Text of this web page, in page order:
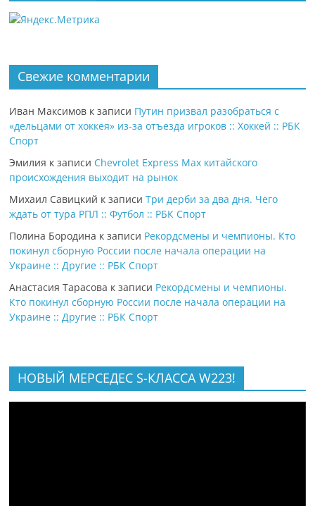
Свежие комментарии
Иван Максимов к записи Путин призвал разобраться с
«дельцами от хоккея» из-за отъезда игроков :: Хоккей :: РБК
Спорт
Эмилия к записи Chevrolet Express Max китайского
происхождения выходит на рынок
Михаил Савицкий к записиТри дерби за два дня. Чего
ждать от тура РПЛ :: Футбол :: РБК Спорт
Полина Бородина к записи Рекордсмены и чемпионы. Кто
покинул сборную России после начала операции на
Украине :: Другие :: РБК Спорт
Анастасия Тарасова к записи Рекордсмены и чемпионы.
Кто покинул сборную России после начала операции на
Украине :: Другие :: РБК Спорт
НОВЫЙ МЕРСЕДЕС S-КЛАССА W223!